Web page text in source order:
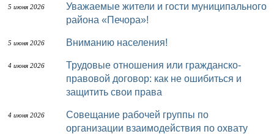
5 июня 2026
Уважаемые жители и гости муниципального
района «Печора»!
5 июня 2026 Вниманию населения!
4 июня 2026
Трудовые отношения или гражданско-
правовой договор: как не ошибиться и
защитить свои права
4 июня 2026
Совещание рабочей группы по
организации взаимодействия по охвату